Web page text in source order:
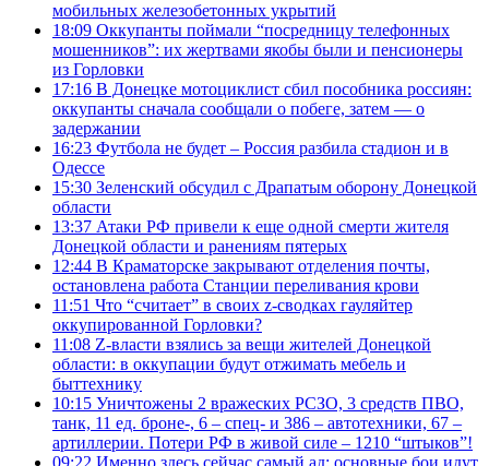
мобильных железобетонных укрытий
18:09 Оккупанты поймали “посредницу телефонных
мошенников”: их жертвами якобы были и пенсионеры
из Горловки
17:16 В Донецке мотоциклист сбил пособника россиян:
оккупанты сначала сообщали о побеге, затем — о
задержании
16:23 Футбола не будет – Россия разбила стадион и в
Одессе
15:30 Зеленский обсудил с Драпатым оборону Донецкой
области
13:37 Атаки РФ привели к еще одной смерти жителя
Донецкой области и ранениям пятерых
12:44 В Краматорске закрывают отделения почты,
остановлена работа Станции переливания крови
11:51 Что “считает” в своих z-сводках гауляйтер
оккупированной Горловки?
11:08 Z-власти взялись за вещи жителей Донецкой
области: в оккупации будут отжимать мебель и
быттехнику
10:15 Уничтожены 2 вражеских РСЗО, 3 средств ПВО,
танк, 11 ед. броне-, 6 – спец- и 386 – автотехники, 67 –
артиллерии. Потери РФ в живой силе – 1210 “штыков”!
09:22 Именно здесь сейчас самый ад: основные бои идут